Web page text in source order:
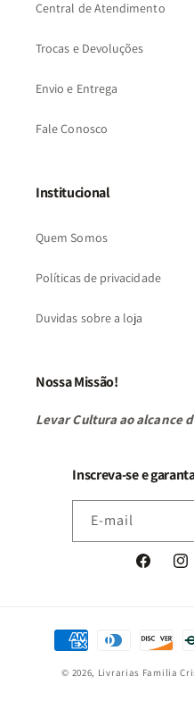
Central de Atendimento
Trocas e Devoluções
Envio e Entrega
Fale Conosco
Institucional
Quem Somos
Políticas de privacidade
Duvidas sobre a loja
Nossa Missão!
Levar Cultura ao alcance
Inscreva-se e
E-mail
Facebook
Formas
de
pagamento
© 2026, Livrarias Familia